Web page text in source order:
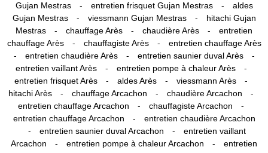
Gujan Mestras
- entretien frisquet Gujan Mestras -
aldes
Gujan Mestras
- viessmann Gujan Mestras -
hitachi Gujan
Mestras
- chauffage Arès - chaudière Arès -
entretien
chauffage Arès
- chauffagiste Arès - entretien chauffage Arès
- entretien chaudière Arès - entretien saunier duval Arès -
entretien vaillant Arès - entretien pompe à chaleur Arès -
entretien frisquet Arès - aldes Arès - viessmann Arès -
hitachi Arès - chauffage Arcachon - chaudière Arcachon -
entretien chauffage Arcachon - chauffagiste Arcachon -
entretien chauffage Arcachon - entretien chaudière Arcachon
- entretien saunier duval Arcachon -
entretien vaillant
Arcachon
- entretien pompe à chaleur Arcachon -
entretien